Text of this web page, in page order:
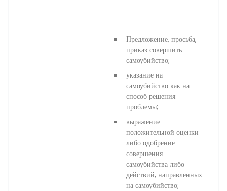
Предложение, просьба,
приказ совершить
самоубийство;
указание на
самоубийство как на
способ решения
проблемы;
выражение
положительной оценки
либо одобрение
совершения
самоубийства либо
действий, направленных
на самоубийство;